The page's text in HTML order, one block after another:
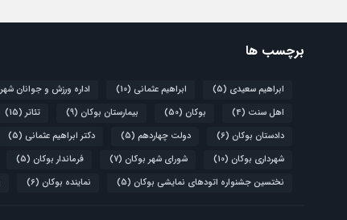
برچسب ها
ابراهیم سعیدی (5) ابراهیم عثمانی (10) اداره ورزش و جوانان
اهل سنت (4) بوکان (50) بیمارستان بوکان (9) تئاتر (15)
دادستان بوکان (6) دولت چهاردهم (5) دکتر ابراهیم عثمانی (5)
شهرداری بوکان (10) شورای شهر بوکان (7) فرماندار بوکان (5)
نختسین جشنواره اتودهای نمایشی بوکان (5) نماینده بوکان (6)